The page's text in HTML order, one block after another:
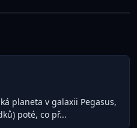
planeta v galaxii Pegasus,
poté, co př...